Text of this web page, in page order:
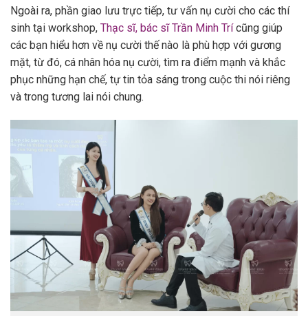
Ngoài ra, phần giao lưu trực tiếp, tư vấn nụ cười cho các thí
sinh tại workshop, Thạc sĩ, bác sĩ Trần Minh Trícũng giúp
các bạn hiểu hơn về nụ cười thế nào là phù hợp với gương
mặt, từ đó, cá nhân hóa nụ cười, tìm ra điểm mạnh và khắc
phục những hạn chế, tự tin tỏa sáng trong cuộc thi nói riêng
và trong tương lai nói chung.